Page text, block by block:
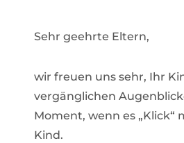
Sehr geehrte Eltern,
wir freuen uns sehr, Ihr
vergänglichen
Moment, wenn es
Kind.